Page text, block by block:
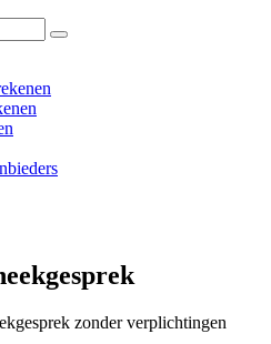
zonder verplichtingen